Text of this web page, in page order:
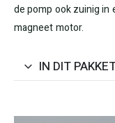
de pomp ook zuinig in
magneet motor.
IN DIT